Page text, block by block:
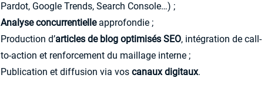
Pardot, Google Trends, Search Console…) ;
Analyse concurrentielleapprofondie ;
Production d’articles de blog optimisés SEO, intégration de call-
to-action et renforcement du maillage interne ;
Publication et diffusion via vos canaux digitaux.